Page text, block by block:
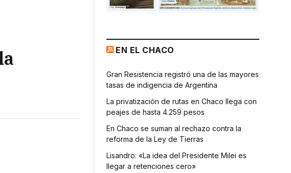
EN EL CHACO
Gran Resistencia registró una de las mayores
tasas de indigencia de Argentina
La privatización de rutas en Chaco llega con
peajes de hasta 4.259 pesos
En Chaco se suman al rechazo contra la
reforma de la Ley de Tierras
Lisandro: «La idea del Presidente Milei es
llegar a retenciones cero»